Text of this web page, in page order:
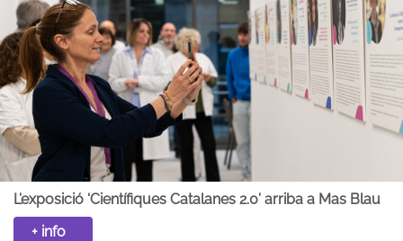
L’exposició ‘Científiques Catalanes 2.0’ arriba a Mas Blau
+ info